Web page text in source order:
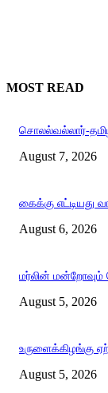
MOST READ
சொலல்வல்லார்-
August 7, 2026
கைக்கு எட்டியது
August 6, 2026
மர்லின் மன்றோவும்
August 5, 2026
உருளைக்கிழங்கு
August 5, 2026